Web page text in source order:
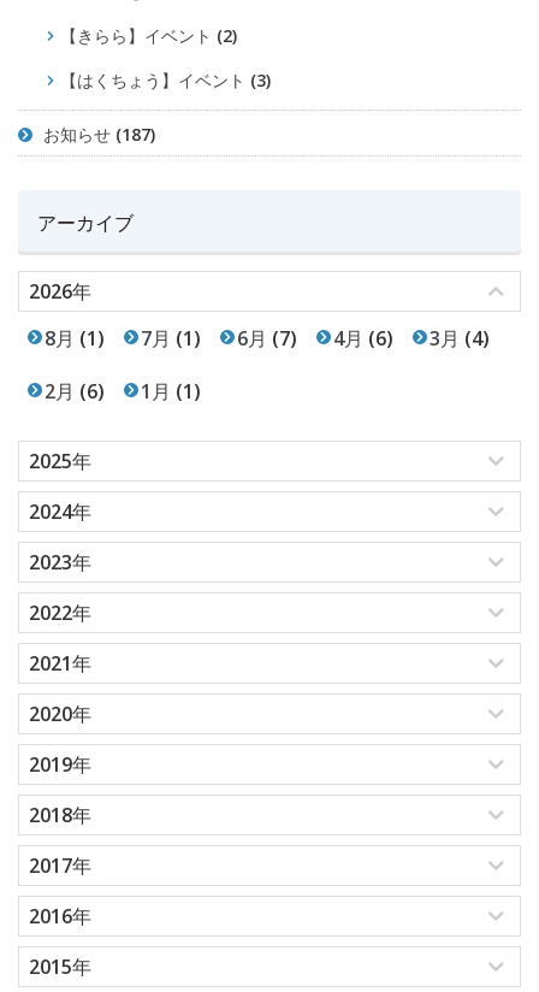
【きらら】イベント (2)
【はくちょう】イベント (3)
お知らせ (187)
アーカイブ
2026年
8月 (1) 7月 (1) 6月 (7) 4月 (6) 3月 (4)
2月 (6) 1月 (1)
2025年
2024年
2023年
2022年
2021年
2020年
2019年
2018年
2017年
2016年
2015年